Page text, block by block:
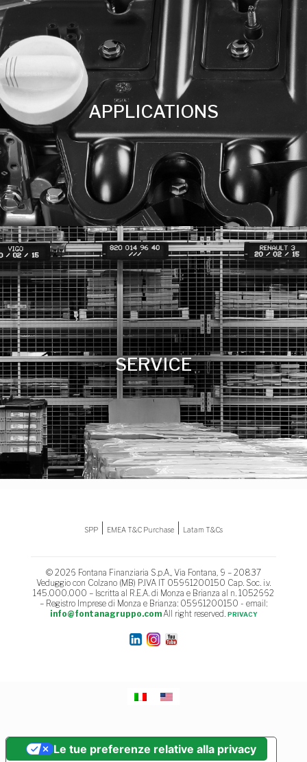
APPLICATIONS
SERVICE
SPP EMEA T&C Purchase Latam T&Cs
© 2026 Fontana Finanziaria S.p.A., Via Fontana, 9 – 20837
Veduggio con Colzano (MB) P.IVA IT 05961200150 Cap. Soc. i.v.
145.000.000 – Iscritta al R.E.A. di Monza e Brianza al n. 1052662
– Registro Imprese di Monza e Brianza: 05961200150 - email:
info@fontanagruppo.comAll right reserved. PRIVACY
Le tue preferenze relative alla privacy